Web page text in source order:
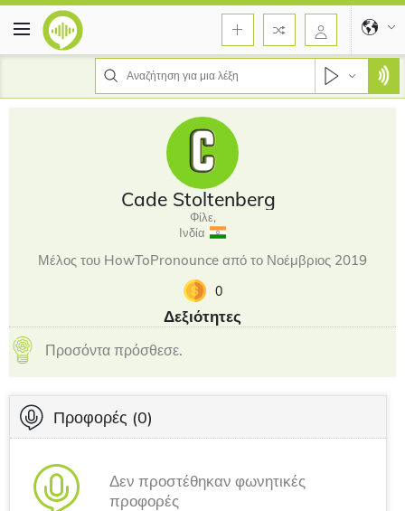
Cade Stoltenberg
Φίλε,
Ινδία
Μέλος του HowToPronounce από το Νοέμβριος 2019
0
Δεξιότητες
Προσόντα πρόσθεσε.
Προφορές (0)
Δεν προστέθηκαν φωνητικές
προφορές